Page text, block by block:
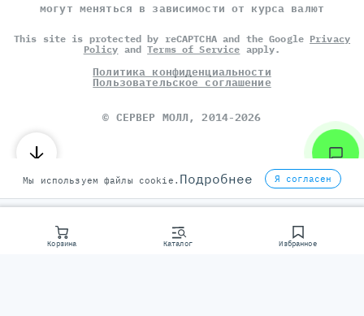
Корзина Каталог Избранное
могут меняться в зависимости от курса валют
This site is protected by reCAPTCHA and the Google Privacy
Policy andTerms of Service apply.
Политика конфиденциальности
Пользовательское соглашение
© СЕРВЕР МОЛЛ, 2014-2026
Мы используем файлы cookie. Подробнее Я согласен